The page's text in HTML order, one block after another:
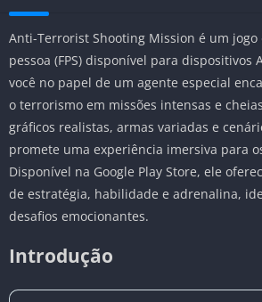
Anti-Terrorist Shooting Mission é um
pessoa (FPS) disponível para dispositivos
você no papel de um agente especial
o terrorismo em missões intensas e
gráficos realistas, armas variadas e
promete uma experiência imersiva para
Disponível na Google Play Store, ele
de estratégia, habilidade e adrenalina,
desafios emocionantes.
Introdução